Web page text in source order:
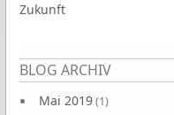
Zukunft
BLOG ARCHIV
Mai 2019(1)
Seiten